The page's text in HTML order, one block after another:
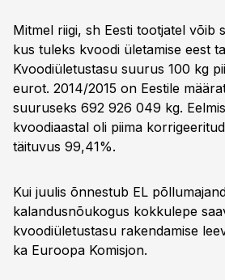
Mitmel riigi, sh Eesti tootjatel võib
kus tuleks kvoodi ületamise eest
Kvoodiületustasu suurus 100 kg
eurot. 2014/2015 on Eestile
suuruseks 692 926 049 kg.
kvoodiaastal oli piima
täituvus 99,41%.
Kui juulis õnnestub EL
kalandusnõukogus kokkulepe
kvoodiületustasu rakendamise
ka Euroopa Komisjon.